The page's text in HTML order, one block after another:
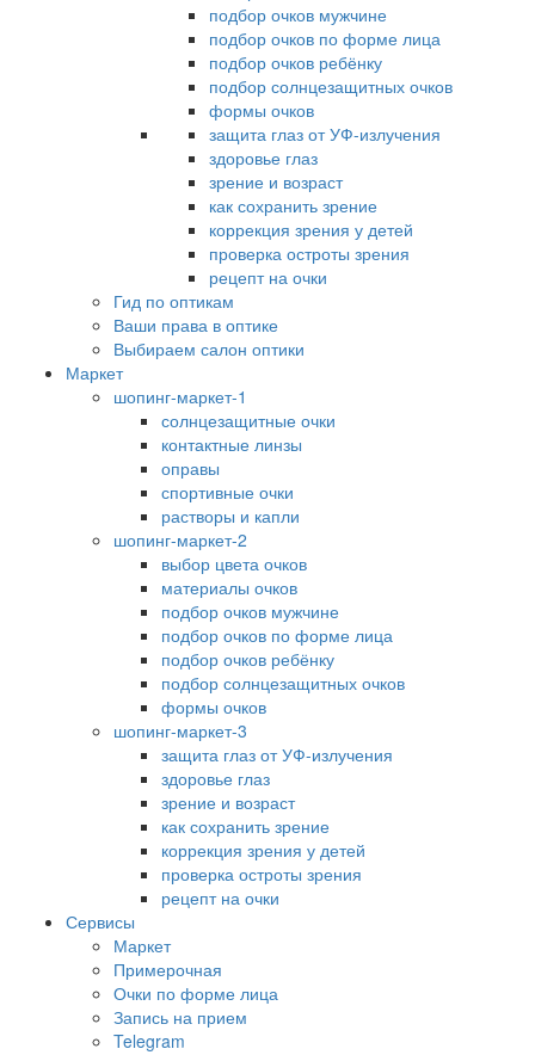
подбор очков мужчине
подбор очков по форме лица
подбор очков ребёнку
подбор солнцезащитных очков
формы очков
защита глаз от УФ-излучения
здоровье глаз
зрение и возраст
как сохранить зрение
коррекция зрения у детей
проверка остроты зрения
рецепт на очки
Гид по оптикам
Ваши права в оптике
Выбираем салон оптики
Маркет
шопинг-маркет-1
солнцезащитные очки
контактные линзы
оправы
спортивные очки
растворы и капли
шопинг-маркет-2
выбор цвета очков
материалы очков
подбор очков мужчине
подбор очков по форме лица
подбор очков ребёнку
подбор солнцезащитных очков
формы очков
шопинг-маркет-3
защита глаз от УФ-излучения
здоровье глаз
зрение и возраст
как сохранить зрение
коррекция зрения у детей
проверка остроты зрения
рецепт на очки
Сервисы
Маркет
Примерочная
Очки по форме лица
Запись на прием
Telegram